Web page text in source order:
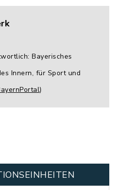
Bayerisches
Innern, für Sport und
)